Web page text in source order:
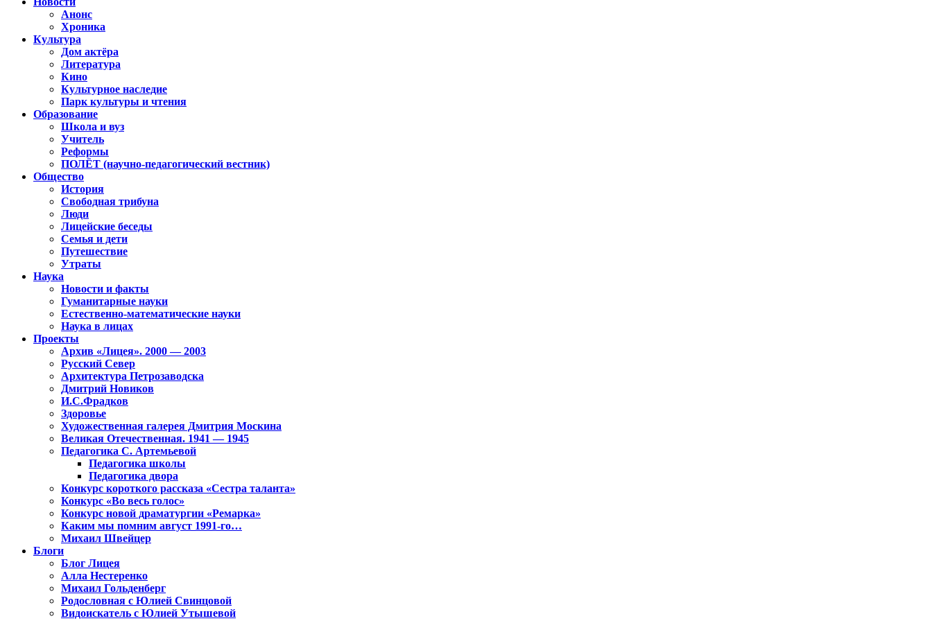
Анонс
Хроника
Культура
Дом актёра
Литература
Кино
Культурное наследие
Парк культуры и чтения
Образование
Школа и вуз
Учитель
Реформы
ПОЛЁТ (научно-педагогический вестник)
Общество
История
Свободная трибуна
Люди
Лицейские беседы
Семья и дети
Путешествие
Утраты
Наука
Новости и факты
Гуманитарные науки
Естественно-математические науки
Наука в лицах
Проекты
Архив «Лицея». 2000 — 2003
Русский Север
Архитектура Петрозаводска
Дмитрий Новиков
И.С.Фрадков
Здоровье
Художественная галерея Дмитрия Москина
Великая Отечественная. 1941 — 1945
Педагогика С. Артемьевой
Педагогика школы
Педагогика двора
Конкурс короткого рассказа «Сестра таланта»
Конкурс «Во весь голос»
Конкурс новой драматургии «Ремарка»
Каким мы помним август 1991-го…
Михаил Швейцер
Блоги
Блог Лицея
Алла Нестеренко
Михаил Гольденберг
Родословная с Юлией Свинцовой
Видоискатель с Юлией Утышевой